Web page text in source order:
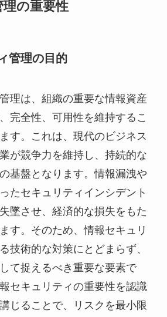
の重要性
管理の目的
理は、組織の重要な情報資産
完全性、可用性を維持するこ
す。これは、現代のビジネス
が競争力を維持し、持続的な
基盤となります。情報漏洩や
たセキュリティインシデント
墜させ、経済的な損失をもた
す。そのため、情報セキュリ
技術的な対策にとどまらず、
て捉えるべき重要な要素で
セキュリティの重要性を認識
じることで、リスクを最小限